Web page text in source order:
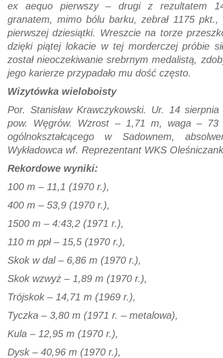
ex aequo pierwszy – drugi z rezultatem
granatem, mimo bólu barku, zebrał 1175
pierwszej dziesiątki. Wreszcie na torze
dzięki piątej lokacie w tej morderczej próbie
został nieoczekiwanie srebrnym medalistą,
jego karierze przypadało mu dość często.
Wizytówka wieloboisty
Por. Stanisław Krawczykowski. Ur. 14
pow. Węgrów. Wzrost – 1,71 m, waga – 73
ogólnokształcącego w Sadownem,
Wykładowca wf. Reprezentant WKS
Rekordowe wyniki:
100 m – 11,1 (1970 r.),
400 m – 53,9 (1970 r.),
1500 m – 4:43,2 (1971 r.),
110 m ppł – 15,5 (1970 r.),
Skok w dal – 6,86 m (1970 r.),
Skok wzwyż – 1,89 m (1970 r.),
Trójskok – 14,71 m (1969 r.),
Tyczka – 3,80 m (1971 r. – metalowa),
Kula – 12,95 m (1970 r.),
Dysk – 40,96 m (1970 r.),